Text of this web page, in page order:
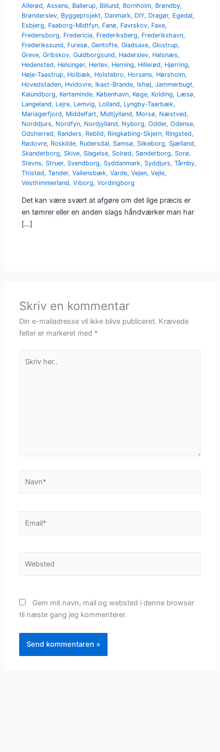
Allerød,Assens, Ballerup, Billund, Bornholm, Brøndby,
Brønderslev, Byggeprojekt, Danmark, DIY, Dragør, Egedal,
Esbjerg, Faaborg-Midtfyn, Fanø, Favrskov, Faxe,
Fredensborg, Fredericia, Frederiksberg, Frederikshavn,
Frederikssund, Furesø,Gentofte,Gladsaxe,Glostrup,
Greve,Gribskov,Guldborgsund, Haderslev, Halsnæs,
Hedensted, Helsingør, Herlev, Herning, Hillerød, Hjørring,
Høje-Taastrup, Holbæk, Holstebro, Horsens, Hørsholm,
Hovedstaden, Hvidovre, Ikast-Brande, Ishøj,Jammerbugt,
Kalundborg, Kerteminde, København, Køge, Kolding, Læsø,
Langeland, Lejre, Lemvig, Lolland, Lyngby-Taarbæk,
Mariagerfjord, Middelfart, Midtjylland, Morsø, Næstved,
Norddjurs, Nordfyn, Nordjylland, Nyborg,Odder,Odense,
Odsherred, Randers, Rebild, Ringkøbing-Skjern, Ringsted,
Rødovre, Roskilde, Rudersdal, Samsø, Silkeborg, Sjælland,
Skanderborg, Skive, Slagelse, Solrød, Sønderborg, Sorø,
Stevns, Struer, Svendborg, Syddanmark, Syddjurs,Tårnby,
Thisted,Tønder,Vallensbæk,Varde,Vejen,Vejle,
Vesthimmerland,Viborg,Vordingborg
Det kan være svært at afgøre om det lige præcis er
en tømrer eller en anden slags håndværker man har
[…]
Skriv en kommentar
Din e-mailadresse vil ikke blive publiceret. Krævede
felter er markeret med *
her..
Gem mit navn, mail og websted i denne browser
til næste gang jeg kommenterer.